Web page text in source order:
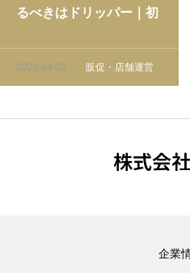
るべきはドリッパー｜初
敗しない始め方
2026.04.02 販促・店舗運営
株式会
企業